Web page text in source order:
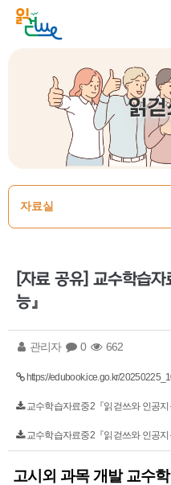
읽
[자료 공유] 교수학습
능』
관리자 0 662
https://edubook.ice.go.kr/
교수학습자료중2『읽걷쓰와 인공지
교수학습자료중2『읽걷쓰와 인공
고시외 과목 개발 교수